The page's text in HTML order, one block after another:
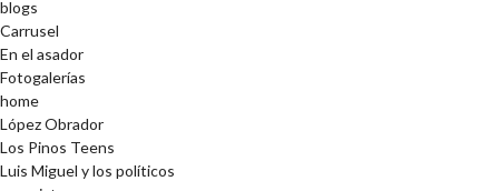
blogs
Carrusel
En el asador
Fotogalerías
home
López Obrador
Los Pinos Teens
Luis Miguel y los políticos